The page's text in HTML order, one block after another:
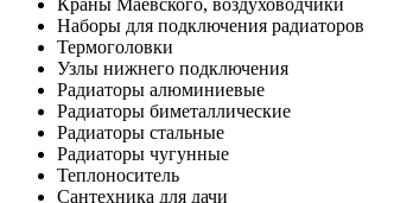
Краны Маевского, воздуховодчики
Наборы для подключения радиаторов
Термоголовки
Узлы нижнего подключения
Радиаторы алюминиевые
Радиаторы биметаллические
Радиаторы стальные
Радиаторы чугунные
Теплоноситель
Сантехника для дачи